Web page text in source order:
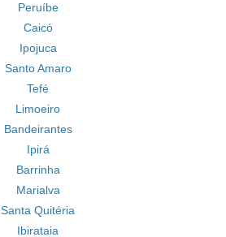
Peruíbe
Caicó
Ipojuca
Santo Amaro
Tefé
Limoeiro
Bandeirantes
Ipirá
Barrinha
Marialva
Santa Quitéria
Ibirataia